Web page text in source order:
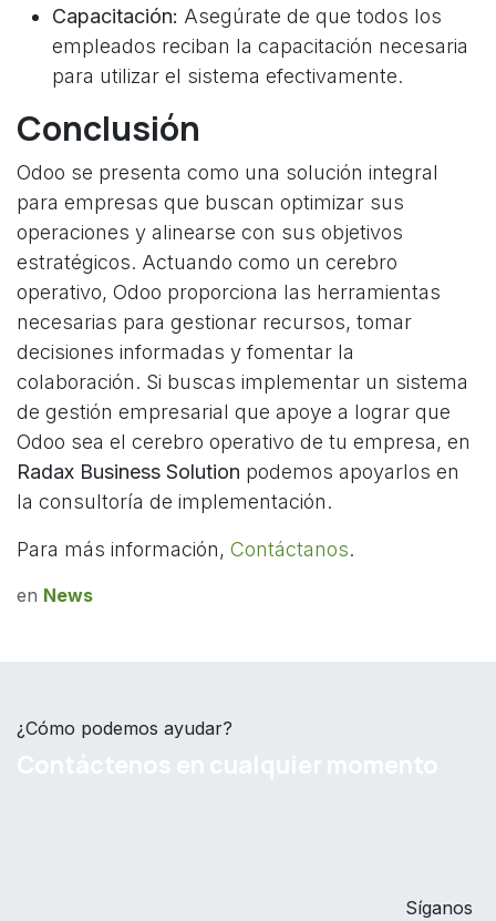
Capacitación: Asegúrate de que todos los
empleados reciban la capacitación necesaria
para utilizar el sistema efectivamente.
Conclusión
Odoo se presenta como una solución integral
para empresas que buscan optimizar sus
operaciones y alinearse con sus objetivos
estratégicos. Actuando como un cerebro
operativo, Odoo proporciona las herramientas
necesarias para gestionar recursos, tomar
decisiones informadas y fomentar la
colaboración. Si buscas implementar un sistema
de gestión empresarial que apoye a lograr que
Odoo sea el cerebro operativo de tu empresa, en
Radax Business Solution podemos apoyarlos en
la consultoría de implementación.
Para más información, Contáctanos.
en News
¿Cómo podemos ayudar?
Síganos